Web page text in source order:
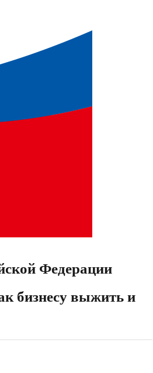
Федерации
бизнесу выжить и